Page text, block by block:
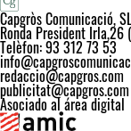
Capgròs Comunicació, SL
Ronda President
Telèfon: 93 312 73 53
redaccio@capgros.com
publicitat@capgros.com
Asociado al área digital